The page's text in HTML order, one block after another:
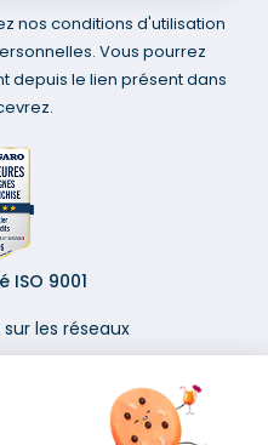
nos conditions d'utilisation
Vous pourrez
depuis le lien présent dans
ISO 9001
les réseaux